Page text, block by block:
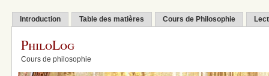
Introduction Table des matières Cours de Philosophie
PhiloLog
Cours de philosophie